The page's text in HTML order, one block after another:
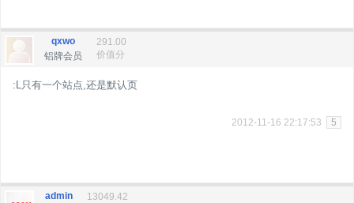
qxwo
铝牌会员
291.00
价值分
:L只有一个站点,还是默认页
2012-11-16 22:17:53 5
admin
13049.42